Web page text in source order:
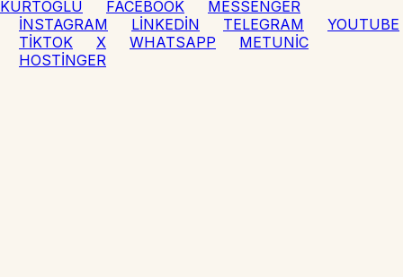
KURTOGLU
FACEBOOK
MESSENGER
İNSTAGRAM
LİNKEDİN TELEGRAM
YOUTUBE
TİKTOK
X WHATSAPP
METUNİC
HOSTİNGER